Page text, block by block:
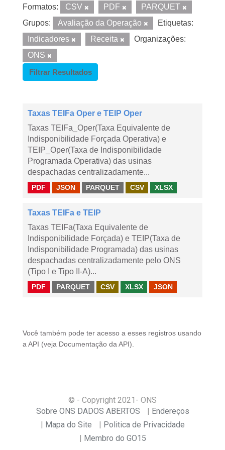
Formatos: CSV PDF
PARQUET
Grupos:
Avaliação da Operação
Etiquetas:
Indicadores
Receita
Organizações:
ONS
Filtrar Resultados
Taxas TEIFa Oper e TEIP Oper
Taxas TEIFa_Oper(Taxa Equivalente de
Indisponibilidade Forçada Operativa) e
TEIP_Oper(Taxa de Indisponibilidade
Programada Operativa) das usinas
despachadas centralizadamente...
PDF JSON PARQUET CSV XLSX
Taxas TEIFa e TEIP
Taxas TEIFa(Taxa Equivalente de
Indisponibilidade Forçada) e TEIP(Taxa de
Indisponibilidade Programada) das usinas
despachadas centralizadamente pelo ONS
(Tipo I e Tipo II-A)...
PDF PARQUET CSV XLSX JSON
Você também pode ter acesso a esses registros usando
a API (veja Documentação da API ).
© - Copyright 2021 - ONS
Sobre ONS DADOS ABERTOS
Endereços
Mapa do Site
Politica de Privacidade
Membro do GO15